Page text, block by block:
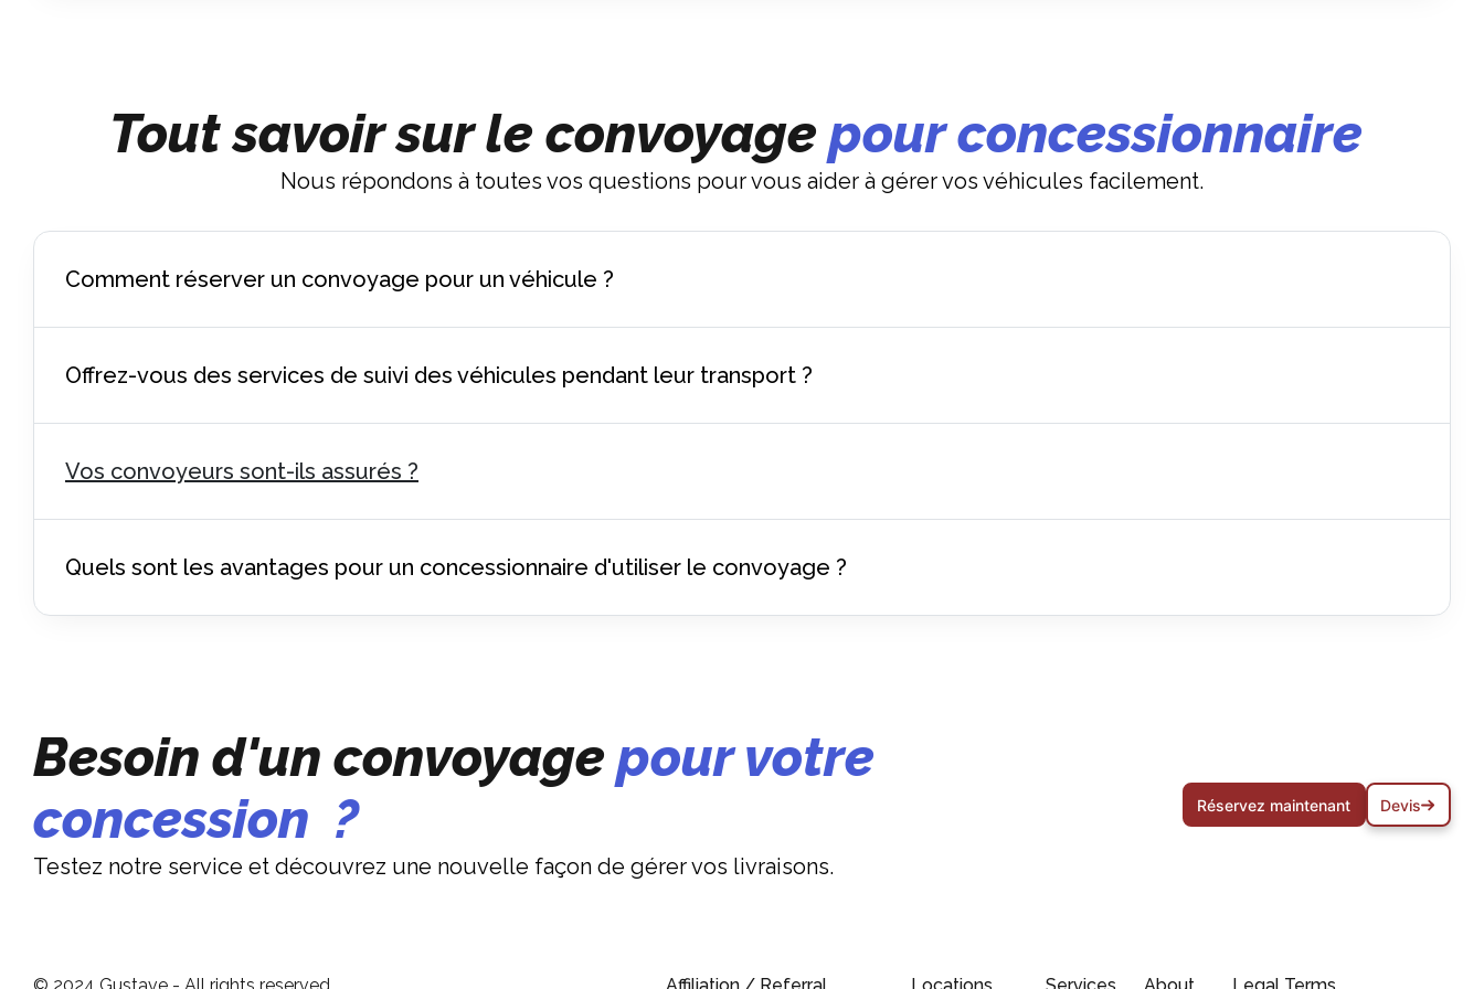
Tout savoir sur le convoyagepour concessionnaire
Nous répondons à toutes vos questions pour vous aider à gérer vos véhicules facilement.
Comment réserver un convoyage pour un véhicule ?
Offrez-vous des services de suivi des véhicules pendant leur transport ?
Vos convoyeurs sont-ils assurés ?
Quels sont les avantages pour un concessionnaire d'utiliser le convoyage ?
Besoin d'un convoyagepour votre
concession ?
Testez notre service et découvrez une nouvelle façon de gérer vos livraisons.
Réservez maintenant Devis